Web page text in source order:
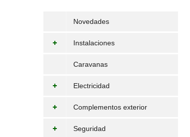
Novedades
Instalaciones
Caravanas
Electricidad
Complementos exterior
Seguridad